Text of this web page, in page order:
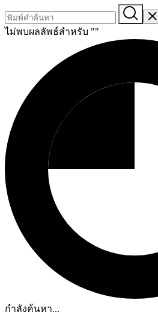
ไม่พบผลลัพธ์สำหรับ ""
กำลังค้นหา...